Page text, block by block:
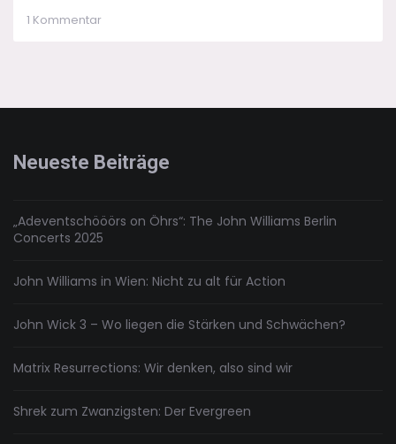
1 Kommentarzu
bisschen
Neueste Beiträge
„Adeventschööörs on Öhrs“: The John Williams Berlin
Concerts 2025
John Williams in Wien: Nicht zu alt für Action
John Wick 3 – Wo liegen die Stärken und Schwächen?
Matrix Resurrections: Wir denken, also sind wir
Shrek zum Zwanzigsten: Der Evergreen